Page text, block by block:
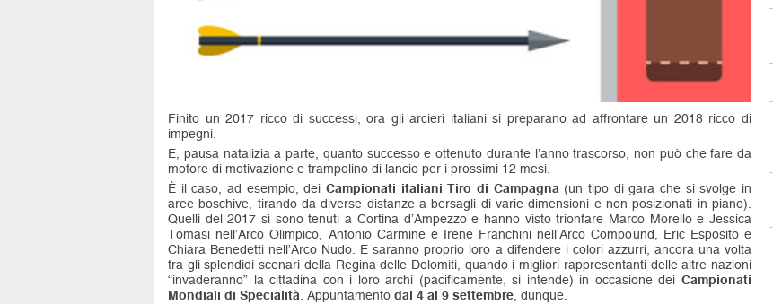
Finito un 2017 ricco di successi, ora gli arcieri italiani si preparano ad affrontare un 2018 ricco di
impegni.
E, pausa natalizia a parte, quanto successo e ottenuto durante l’anno trascorso, non può che fare da
motore di motivazione e trampolino di lancio per i prossimi 12 mesi.
È il caso, ad esempio, dei Campionati italiani Tiro di Campagna(un tipo di gara che si svolge in
aree boschive, tirando da diverse distanze a bersagli di varie dimensioni e non posizionati in piano).
Quelli del 2017 si sono tenuti a Cortina d’Ampezzo e hanno visto trionfare Marco Morello e Jessica
Tomasi nell’Arco Olimpico, Antonio Carmine e Irene Franchini nell’Arco Compound, Eric Esposito e
Chiara Benedetti nell’Arco Nudo. E saranno proprio loro a difendere i colori azzurri, ancora una volta
tra gli splendidi scenari della Regina delle Dolomiti, quando i migliori rappresentanti delle altre nazioni
“invaderanno” la cittadina con i loro archi (pacificamente, si intende) in occasione dei Campionati
Mondiali di Specialità. Appuntamento dal 4 al 9 settembre, dunque.